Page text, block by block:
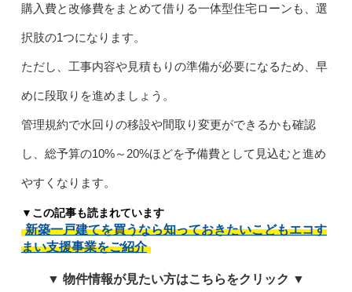
購入費と改修費をまとめて借りる一体型住宅ローンも、選
択肢の1つになります。
ただし、工事内容や見積もりの準備が必要になるため、早
めに段取りを進めましょう。
管理規約で水回りの移設や間取り変更ができるかも確認
し、総予算の10%～20%ほどを予備費として見込むと進め
やすくなります。
▼この記事も読まれています
新築一戸建てを買うなら知っておきたいこどもエコす
まい支援事業をご紹介
▼ 物件情報が見たい方はこちらをクリック ▼